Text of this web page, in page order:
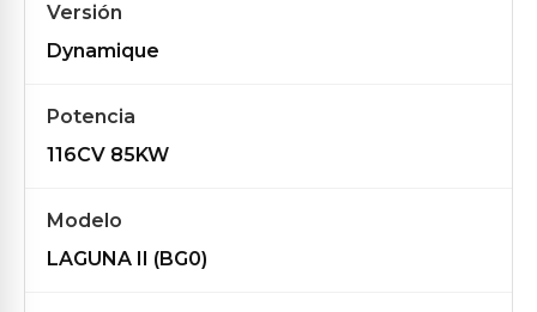
Versión
Dynamique
Potencia
116CV 85KW
Modelo
LAGUNA II (BG0)